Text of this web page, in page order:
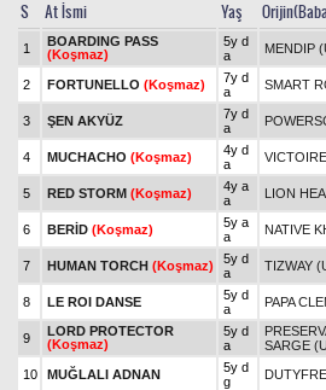
S At İsmi Yaş
1
BOARDING PASS
(Koşmaz)
5y d
a
MENDIP
2 FORTUNELLO (Koşmaz)
7y d
a
SMART
3 ŞEN AKYÜZ
7y d
a
4 MUCHACHO (Koşmaz)
4y d
a
5 RED STORM (Koşmaz)
4y a
a
LION
6 BERİD (Koşmaz)
5y a
a
NATIVE
7 HUMAN TORCH (Koşmaz)
5y d
a
TIZWAY
8 LE ROI DANSE
5y d
a
PAPA
9
LORD PROTECTOR
(Koşmaz)
5y d
a
SARGE
10
MUĞLALI ADNAN
5y d
g